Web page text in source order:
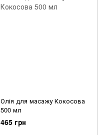
Олія для масажу Кокосова
500 мл
465 грн